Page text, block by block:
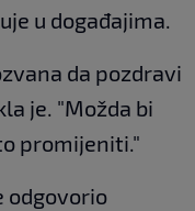
u događajima.
da pozdravi
je. "Možda bi
promijeniti."
odgovorio